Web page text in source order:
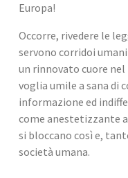
Europa!
Occorre, rivedere le
servono corridoi
un rinnovato cuore
voglia umile a sana di
informazione ed
come anestetizzante
si bloccano così e,
società umana.